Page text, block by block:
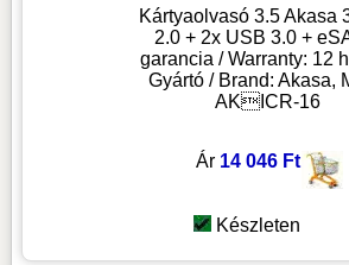
Kártyaolvasó 3.5 Akasa
2.0 + 2x USB 3.0 +
garancia / Warranty: 12
Gyártó / Brand: Akasa,
AKICR-16
Ár 14 046 Ft
Készleten